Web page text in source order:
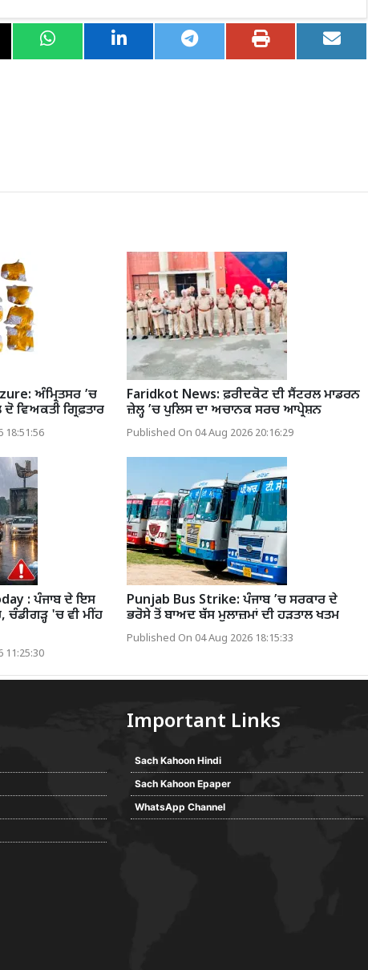
ਅੰਮ੍ਰਿਤਸਰ ’ਚ
ਵਿਅਕਤੀ ਗ੍ਰਿਫ਼ਤਾਰ
18:51:56
Faridkot News: ਫ਼ਰੀਦਕੋਟ ਦੀ ਸੈਂਟਰਲ ਮਾਡਰਨ
ਜ਼ੇਲ੍ਹ ’ਚ ਪੁਲਿਸ ਦਾ ਅਚਾਨਕ ਸਰਚ ਆਪ੍ਰੇਸ਼ਨ
Published On 04 Aug 2026 20:16:29
: ਪੰਜਾਬ ਦੇ ਇਸ
'ਚ ਵੀ ਮੀਂਹ
11:25:30
Punjab Bus Strike: ਪੰਜਾਬ ’ਚ ਸਰਕਾਰ ਦੇ
ਭਰੋਸੇ ਤੋਂ ਬਾਅਦ ਬੱਸ ਮੁਲਾਜ਼ਮਾਂ ਦੀ ਹੜਤਾਲ ਖਤਮ
Published On 04 Aug 2026 18:15:33
Important Links
Sach Kahoon Hindi
Sach Kahoon Epaper
WhatsApp Channel